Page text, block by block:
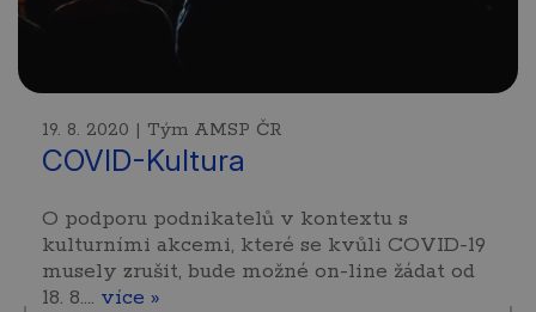
19. 8. 2020 | Tým AMSP ČR
COVID-Kultura
O podporu podnikatelů v kontextu s
kulturními akcemi, které se kvůli COVID-19
musely zrušit, bude možné on-line žádat od
18. 8.… více »